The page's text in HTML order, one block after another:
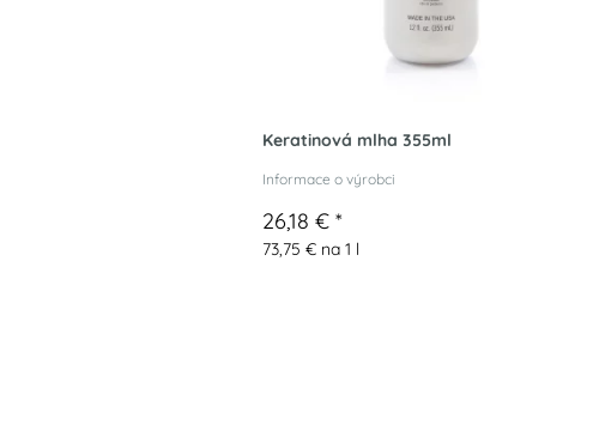
Keratinová mlha 355ml
Informace o výrobci
26,18 € *
73,75 € na 1 l